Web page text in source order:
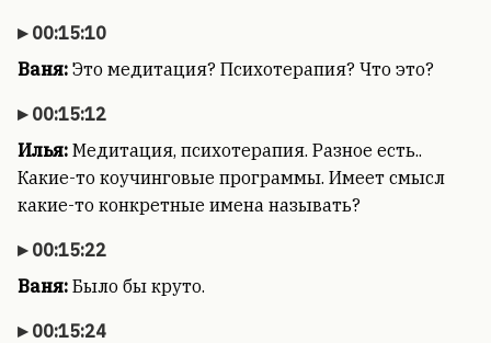
00:15:10
Ваня: Это медитация? Психотерапия? Что это?
00:15:12
Илья: Медитация, психотерапия. Разное есть..
Какие-то коучинговые программы. Имеет смысл
какие-то конкретные имена называть?
00:15:22
Ваня: Было бы круто.
00:15:24